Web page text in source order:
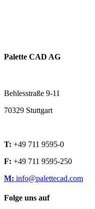
Palette CAD AG
Behlesstraße 9-11
70329 Stuttgart
T: +49 711 9595-0
F: +49 711 9595-250
M: info@palettecad.com
Folge uns auf